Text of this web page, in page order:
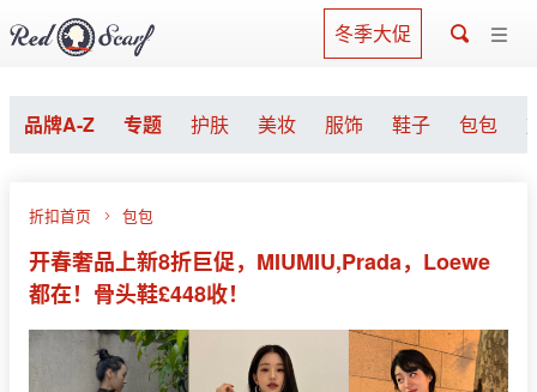
冬季大促
品牌A-Z 专题 护肤 美妆 服饰 鞋子 包包
折扣首页 包包
开春奢品上新8折巨促，MIUMIU,Prada，Loewe
都在！骨头鞋£448收！